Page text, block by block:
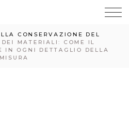
CONSERVAZIONE DEL
DEI MATERIALI: COME IL
IN OGNI DETTAGLIO DELLA